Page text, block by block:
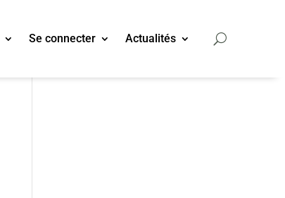
Se connecter Actualités